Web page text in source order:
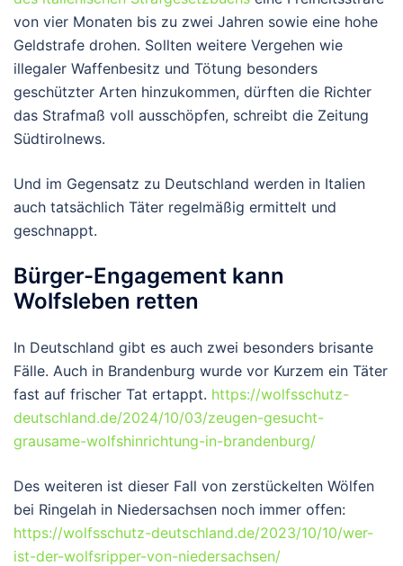
von vier Monaten bis zu zwei Jahren sowie eine hohe
Geldstrafe drohen. Sollten weitere Vergehen wie
illegaler Waffenbesitz und Tötung besonders
geschützter Arten hinzukommen, dürften die Richter
das Strafmaß voll ausschöpfen, schreibt die Zeitung
Südtirolnews.
Und im Gegensatz zu Deutschland werden in Italien
auch tatsächlich Täter regelmäßig ermittelt und
geschnappt.
Bürger-Engagement kann
Wolfsleben retten
In Deutschland gibt es auch zwei besonders brisante
Fälle. Auch in Brandenburg wurde vor Kurzem ein Täter
fast auf frischer Tat ertappt. https://wolfsschutz-
deutschland.de/2024/10/03/zeugen-gesucht-
grausame-wolfshinrichtung-in-brandenburg/
Des weiteren ist dieser Fall von zerstückelten Wölfen
bei Ringelah in Niedersachsen noch immer offen:
https://wolfsschutz-deutschland.de/2023/10/10/wer-
ist-der-wolfsripper-von-niedersachsen/